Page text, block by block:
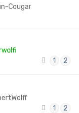
Cougar
1 2
1 2